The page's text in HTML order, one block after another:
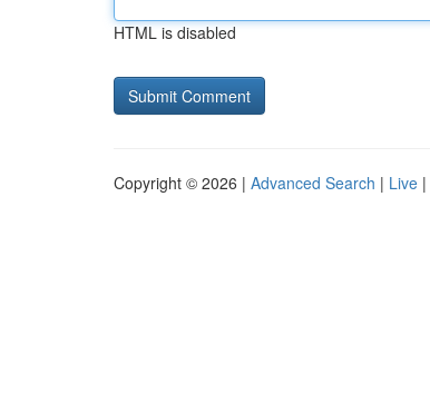
HTML is disabled
Copyright © 2026 | Advanced Search | Live |